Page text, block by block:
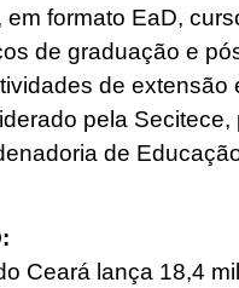
em formato EaD,
de graduação e
de extensão
pela Secitece,
de
Ceará lança 18,4